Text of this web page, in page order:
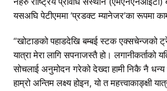
यसअघि पेटीएममा ‘प्रडक्ट म्यानेजर’का रूपमा
“खोटाङको पहाडदेखि बम्बई स्टक एक्सचेन्जको
यात्रा मेरा लागि सपनाजस्तै हो। लगानीकर्ताको
सोचलाई अनुमोदन गरेको देख्दा हामी निकै नै
हाम्रो अन्तिम लक्ष्य होइन, यो त महत्त्वाकाङ्क्षी